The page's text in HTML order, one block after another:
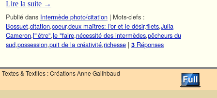
Lire la suite →
Publié dans Intermède photo/citation | Mots-clefs :
Bossuet,citation,coeur,deux maîtres: l'or et le désir,filets,Julia
Cameron,l'"être",le "faire,nécessité des intermèdes,pêcheurs du
sud,possession,puit de la créativité,richesse | 3 Réponses
Textes & Textiles : Créations Anne Gailhbaud